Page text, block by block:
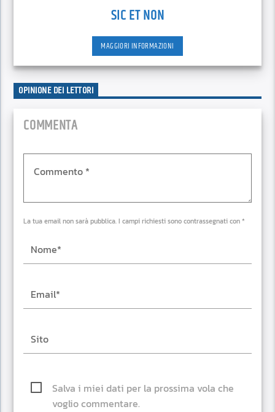
SIC ET NON
MAGGIORI INFORMAZIONI
OPINIONE DEI LETTORI
COMMENTA
La tua email non sarà pubblica. I campi richiesti sono contrassegnati con *
Salva i miei dati per la prossima vola che
voglio commentare.